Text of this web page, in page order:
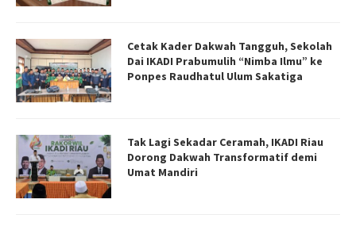
Cetak Kader Dakwah Tangguh, Sekolah
Dai IKADI Prabumulih “Nimba Ilmu” ke
Ponpes Raudhatul Ulum Sakatiga
Tak Lagi Sekadar Ceramah, IKADI Riau
Dorong Dakwah Transformatif demi
Umat Mandiri